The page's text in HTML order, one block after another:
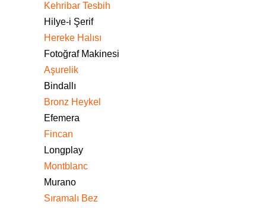
Kehribar Tesbih
Hilye-i Şerif
Hereke Halısı
Fotoğraf Makinesi
Aşurelik
Bindallı
Bronz Heykel
Efemera
Fincan
Longplay
Montblanc
Murano
Sıramalı Bez